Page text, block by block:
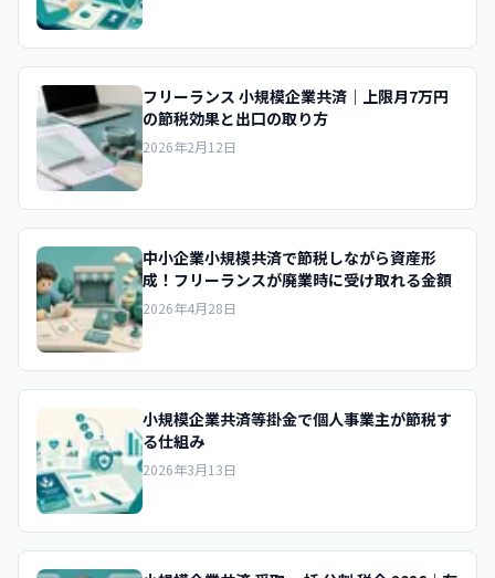
フリーランス 小規模企業共済｜上限月7万円
の節税効果と出口の取り方
2026年2月12日
中小企業小規模共済で節税しながら資産形
成！フリーランスが廃業時に受け取れる金額
2026年4月28日
小規模企業共済等掛金で個人事業主が節税す
る仕組み
2026年3月13日